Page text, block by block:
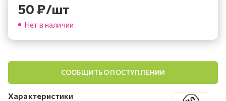
50₽/шт
Нет в наличии
СООБЩИТЬ О ПОСТУПЛЕНИИ
Характеристики